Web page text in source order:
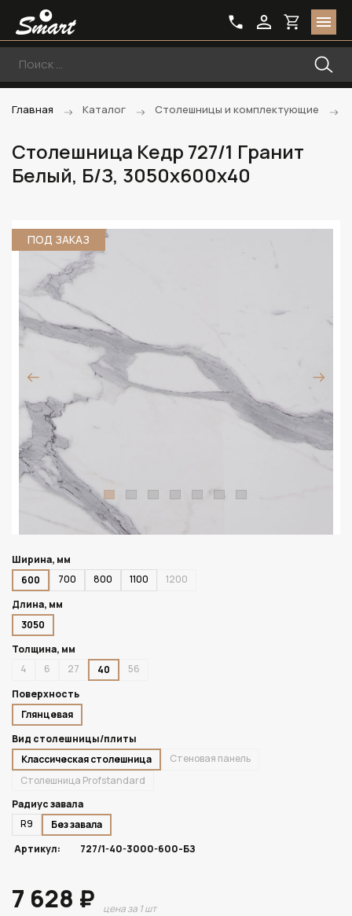
Главная Каталог Столешницы и комплектующие
Столешница Кедр 727/1 Гранит
Белый, Б/З, 3050х600х40
ПОД ЗАКАЗ
Ширина, мм
600
700 800 1100
1200
Длина, мм
3050
Толщина, мм
4
6 27 40
56
Поверхность
Глянцевая
Вид столешницы/плиты
Классическая столешница
Стеновая панель
Столешница Profstandard
Радиус завала
R9
Без завала
Артикул:
727/1-40-3000-600-БЗ
7 628 ₽ цена за 1 шт